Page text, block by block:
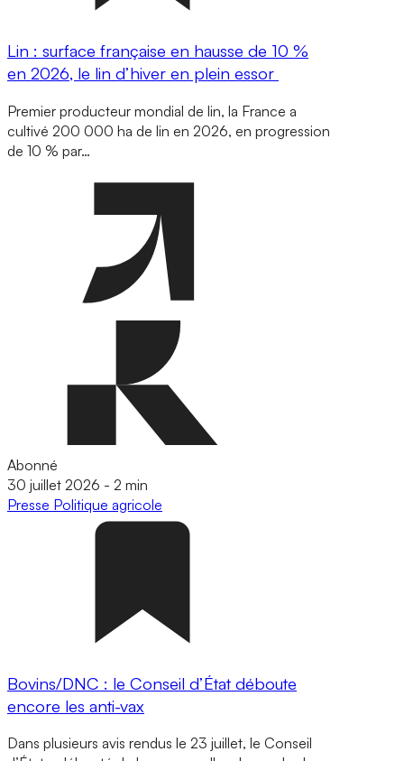
Lin : surface française en hausse de 10 %
en 2026, le lin d’hiver en plein essor
Premier producteur mondial de lin, la France a
cultivé 200 000 ha de lin en 2026, en progression
de 10 % par…
Abonné
30 juillet 2026 - 2 min
Presse Politique agricole
Bovins/DNC : le Conseil d’État déboute
encore les anti-vax
Dans plusieurs avis rendus le 23 juillet, le Conseil